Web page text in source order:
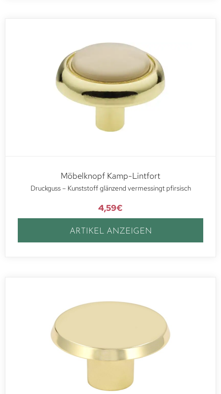
Möbelknopf Kamp-Lintfort
Druckguss – Kunststoff glänzend vermessingt pfirsisch
4,59€
ARTIKEL ANZEIGEN